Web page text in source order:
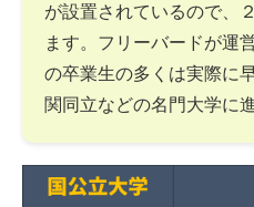
が設置されているので、
ます。フリーバードが運
の卒業生の多くは実際に
関同立などの名門大学に